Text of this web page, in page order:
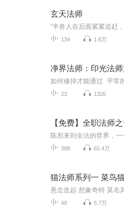
玄天法师
134 1.8万
净界法师：印光法
23 1326
【免费】全职法师
388 65.4万
猫法师系列一 菜鸟
48 5.7万